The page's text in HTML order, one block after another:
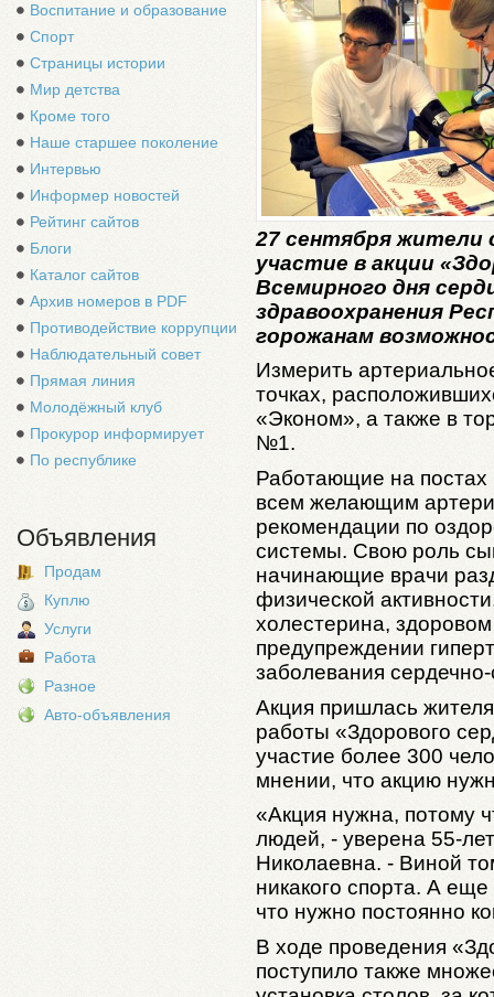
Воспитание и образование
Спорт
Страницы истории
Мир детства
Кроме того
Наше старшее поколение
Интервью
Информер новостей
Рейтинг сайтов
Блоги
Каталог сайтов
Архив номеров в PDF
Противодействие коррупции
Наблюдательный совет
Прямая линия
Молодёжный клуб
Прокурор информирует
По республике
Объявления
Продам
Куплю
Услуги
Работа
Разное
Авто-объявления
27 сентября жители
участие в акции
Всемирного дня
здравоохранения
горожанам
Измерить
точках,
«Эконом», а также в
№1.
Работающие на постах
всем желающим
рекомендации по
системы. Свою роль
начинающие врачи
физической
холестерина,
предупреждении
заболевания
Акция пришлась
работы «Здорового
участие более 300
мнении, что акцию
«Акция нужна, потому
людей, - уверена 55-
Николаевна. - Виной
никакого спорта. А
что нужно постоянно
В ходе проведения
поступило также